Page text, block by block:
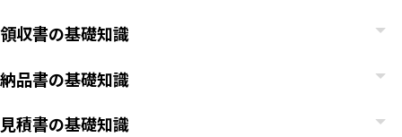
領収書の基礎知識
納品書の基礎知識
見積書の基礎知識